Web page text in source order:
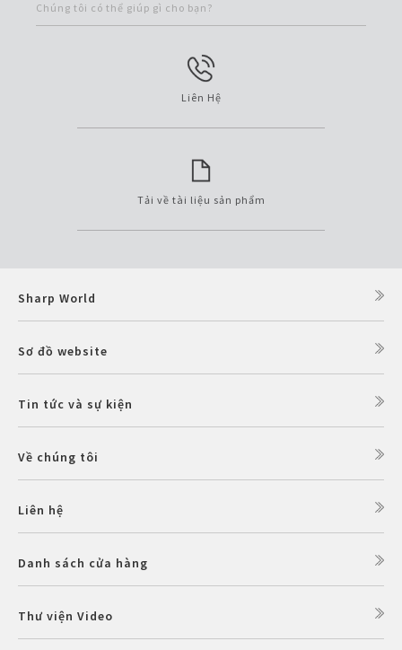
Chúng tôi có thể giúp gì cho bạn?
Liên Hệ
Tải về tài liệu sản phẩm
Sharp World
Sơ đồ website
Tin tức và sự kiện
Về chúng tôi
Liên hệ
Danh sách cửa hàng
Thư viện Video